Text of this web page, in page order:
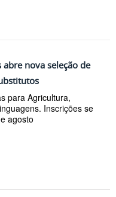
abre nova seleção de
para Agricultura,
Inscrições se
agosto